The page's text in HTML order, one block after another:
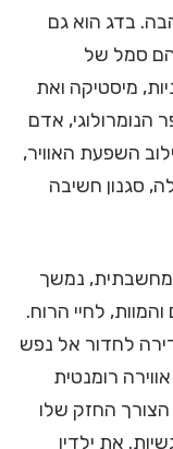
בדג הוא גם
סמל של
מיסטיקה ואת
אדם
השפעת האוויר,
סגנון חשיבה
נמשך
לחיי הרוח.
לחדור אל נפש
רומנטית
הצורך החזק שלו
את ילדיו